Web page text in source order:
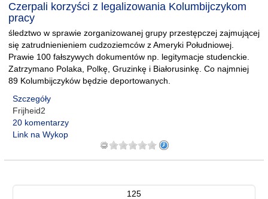
Czerpali korzyści z legalizowania Kolumbijczykom
pracy
śledztwo w sprawie zorganizowanej grupy przestępczej zajmującej
się zatrudnienieniem cudzoziemców z Ameryki Południowej.
Prawie 100 fałszywych dokumentów np. legitymacje studenckie.
Zatrzymano Polaka, Polkę, Gruzinkę i Białorusinkę. Co najmniej
89 Kolumbijczyków będzie deportowanych.
Szczegóły
Frijheid2
20 komentarzy
Link na Wykop
125